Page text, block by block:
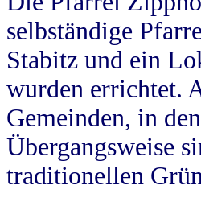
selbständige
Stabitz und ein
wurden errichtet.
Gemeinden, in
Übergangsweise
traditionellen